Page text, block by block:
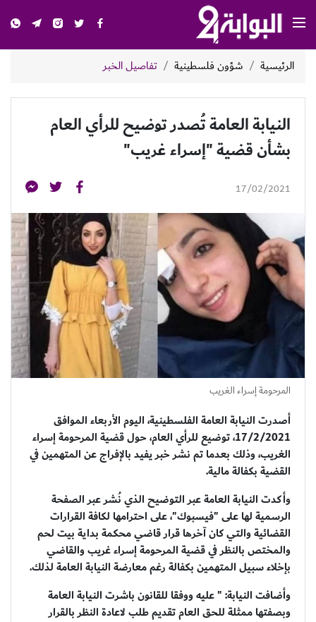
الرئيسية شؤون فلسطينية تفاصيل الخبر
النيابة العامة تُصدر توضيح للرأي العام
بشأن قضية "إسراء غريب"
17/02/2021
المرحومة إسراء الغريب
أصدرت النيابة العامة الفلسطينية، اليوم الأربعاء الموافق
17/2/2021، توضيع للرأي العام، حول قضية المرحومة إسراء
الغريب، وذلك بعدما تم نشر خبر يفيد بالإفراج عن المتهمين في
القضية بكفالة مالية.
وأكدت النيابة العامة عبر التوضيح الذي نُشر عبر الصفحة
الرسمية لها على "فيسبوك"، على احترامها لكافة القرارات
القضائية والتي كان آخرها قرار قاضي محكمة بداية بيت لحم
والمختص بالنظر في قضية المرحومة إسراء غريب والقاضي
بإخلاء سبيل المتهمين بكفالة رغم معارضة النيابة العامة لذلك.
وأضافت النيابة: " عليه ووفقا للقانون باشرت النيابة العامة
وبصفتها ممثلة للحق العام تقديم طلب لاعادة النظر بالقرار